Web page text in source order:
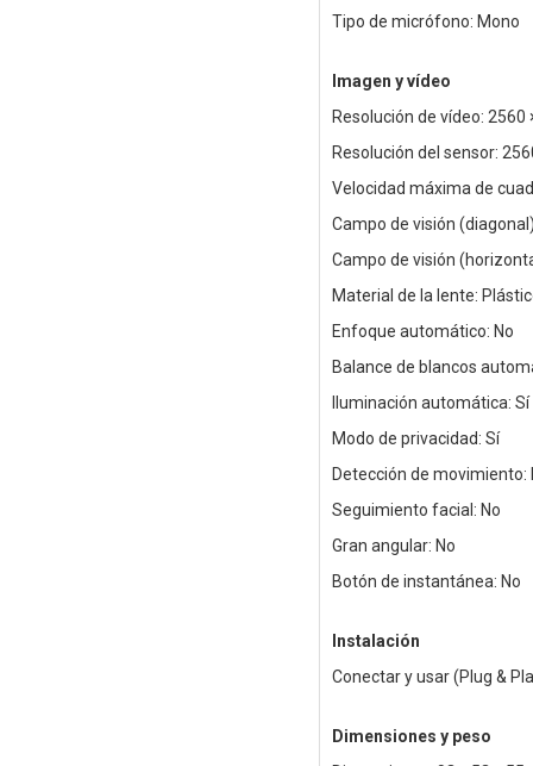
Tipo de micrófono: Mono
Imagen y vídeo
Resolución de vídeo: 2560
Resolución del sensor:
Velocidad máxima de
Campo de visión
Campo de visión
Material de la lente:
Enfoque automático: No
Balance de blancos
Iluminación automática: Sí
Modo de privacidad: Sí
Detección de movimiento:
Seguimiento facial: No
Gran angular: No
Botón de instantánea: No
Instalación
Conectar y usar (Plug &
Dimensiones y peso